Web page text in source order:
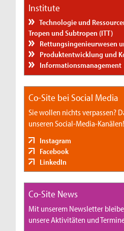
Institute
Technologie und
Tropen und Subtropen (ITT)
Rettungsingenieurwesen
Produktentwicklung und
Informationsmanagement
Co-Site bei Social Media
Sie wollen nichts verpassen?
unseren Social-Media-Kanälen!
Instagram
Facebook
LinkedIn
Co-Site News
Mit unserem Newsletter
unsere Aktivitäten und